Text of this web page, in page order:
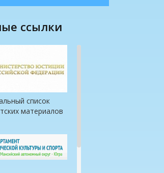
ссылки
список
материалов